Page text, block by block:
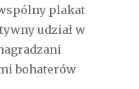
plakat
udział w
bohaterów